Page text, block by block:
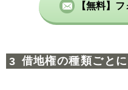
【無料】
借地権の種類ごと